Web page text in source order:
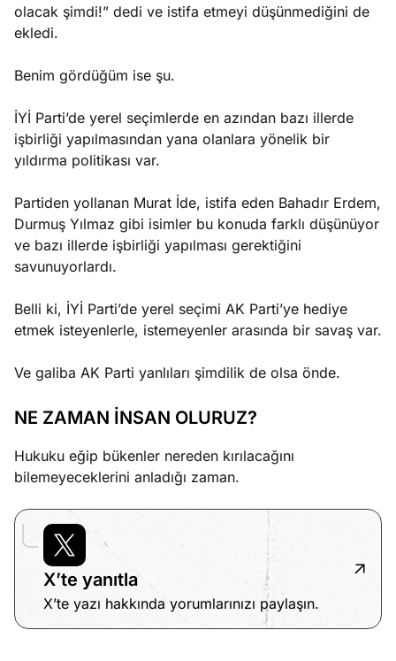
olacak şimdi!” dedi ve istifa etmeyi düşünmediğini de
ekledi.
Benim gördüğüm ise şu.
İYİ Parti’de yerel seçimlerde en azından bazı illerde
işbirliği yapılmasından yana olanlara yönelik bir
yıldırma politikası var.
Partiden yollanan Murat İde, istifa eden Bahadır Erdem,
Durmuş Yılmaz gibi isimler bu konuda farklı düşünüyor
ve bazı illerde işbirliği yapılması gerektiğini
savunuyorlardı.
Belli ki, İYİ Parti’de yerel seçimi AK Parti’ye hediye
etmek isteyenlerle, istemeyenler arasında bir savaş var.
Ve galiba AK Parti yanlıları şimdilik de olsa önde.
NE ZAMAN İNSAN OLURUZ?
Hukuku eğip bükenler nereden kırılacağını
bilemeyeceklerini anladığı zaman.
X’te yanıtla
X’te yazı hakkında yorumlarınızı paylaşın.